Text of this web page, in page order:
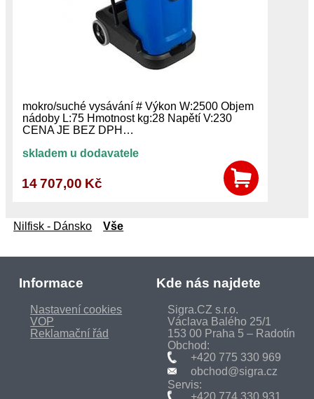
mokro/suché vysávání # Výkon W:2500 Objem
nádoby L:75 Hmotnost kg:28 Napětí V:230
CENA JE BEZ DPH…
skladem u dodavatele
14 707,00 Kč
Nilfisk - Dánsko Vše
Informace
Nastavení cookies
VOP
Reklamační řád
Kde nás najdete
Sigra.CZ s.r.o.
Václava Balého 25/1
153 00 Praha 5 – Radotín
Obchod:
+420 775 330 969
obchod@sigra.cz
Servis:
+420 774 330 931